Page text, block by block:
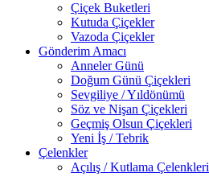
Çiçek Buketleri
Kutuda Çiçekler
Vazoda Çiçekler
Gönderim Amacı
Anneler Günü
Doğum Günü Çiçekleri
Sevgiliye / Yıldönümü
Söz ve Nişan Çiçekleri
Geçmiş Olsun Çiçekleri
Yeni İş / Tebrik
Çelenkler
Açılış / Kutlama Çelenkleri